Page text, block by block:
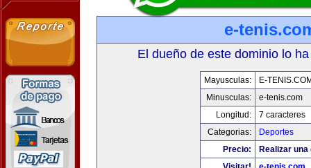
e-
El dueño de este dominio lo
Mayusculas:
E-
Minusculas:
e-tenis.com
Longitud:
7 caracteres
Categorias:
Deportes
Precio:
Realizar